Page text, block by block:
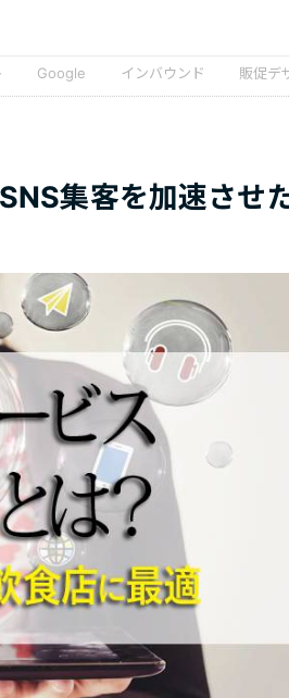
Google インバウンド 販促デ
集客を加速させ